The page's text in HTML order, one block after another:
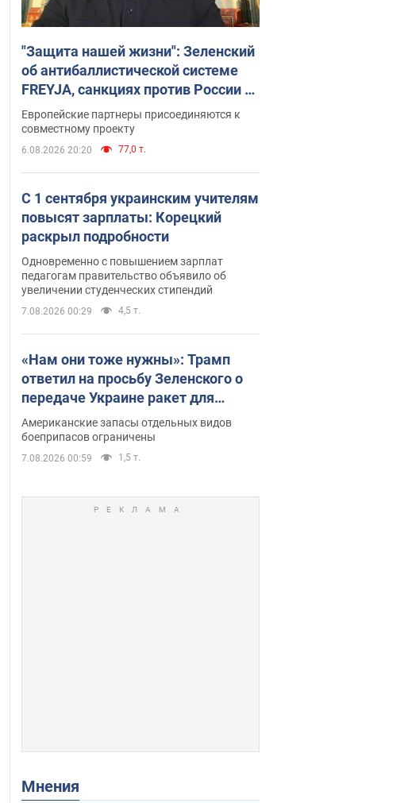
"Защита нашей жизни": Зеленский
об антибаллистической системе
FREYJA, санкциях против России и
поддержке аграриев. Видео
Европейские партнеры присоединяются к
совместному проекту
6.08.2026 20:20 77,0 т.
С 1 сентября украинским учителям
повысят зарплаты: Корецкий
раскрыл подробности
Одновременно с повышением зарплат
педагогам правительство объявило об
увеличении студенческих стипендий
7.08.2026 00:29 4,5 т.
«Нам они тоже нужны»: Трамп
ответил на просьбу Зеленского о
передаче Украине ракет для
Patriot
Американские запасы отдельных видов
боеприпасов ограничены
7.08.2026 00:59 1,5 т.
Мнения